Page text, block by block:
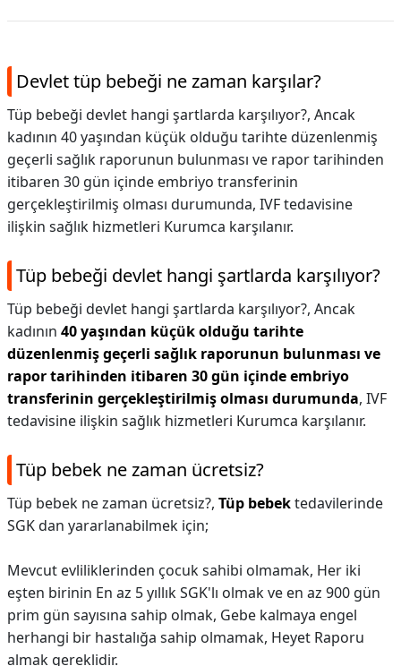
Devlet tüp bebeği ne zaman karşılar?
Tüp bebeği devlet hangi şartlarda karşılıyor?, Ancak
kadının 40 yaşından küçük olduğu tarihte düzenlenmiş
geçerli sağlık raporunun bulunması ve rapor tarihinden
itibaren 30 gün içinde embriyo transferinin
gerçekleştirilmiş olması durumunda, IVF tedavisine
ilişkin sağlık hizmetleri Kurumca karşılanır.
Tüp bebeği devlet hangi şartlarda karşılıyor?
Tüp bebeği devlet hangi şartlarda karşılıyor?, Ancak
kadının 40 yaşından küçük olduğu tarihte
düzenlenmiş geçerli sağlık raporunun bulunması ve
rapor tarihinden itibaren 30 gün içinde embriyo
transferinin gerçekleştirilmiş olması durumunda, IVF
tedavisine ilişkin sağlık hizmetleri Kurumca karşılanır.
Tüp bebek ne zaman ücretsiz?
Tüp bebek ne zaman ücretsiz?, Tüp bebektedavilerinde
SGK dan yararlanabilmek için;
Mevcut evliliklerinden çocuk sahibi olmamak, Her iki
eşten birinin En az 5 yıllık SGK'lı olmak ve en az 900 gün
prim gün sayısına sahip olmak, Gebe kalmaya engel
herhangi bir hastalığa sahip olmamak, Heyet Raporu
almak gereklidir.